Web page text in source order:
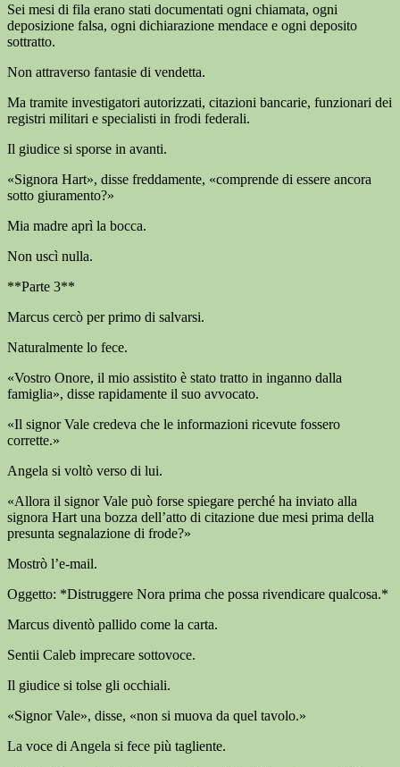
Sei mesi di fila erano stati documentati ogni chiamata, ogni
deposizione falsa, ogni dichiarazione mendace e ogni deposito
sottratto.
Non attraverso fantasie di vendetta.
Ma tramite investigatori autorizzati, citazioni bancarie, funzionari dei
registri militari e specialisti in frodi federali.
Il giudice si sporse in avanti.
«Signora Hart», disse freddamente, «comprende di essere ancora
sotto giuramento?»
Mia madre aprì la bocca.
Non uscì nulla.
**Parte 3**
Marcus cercò per primo di salvarsi.
Naturalmente lo fece.
«Vostro Onore, il mio assistito è stato tratto in inganno dalla
famiglia», disse rapidamente il suo avvocato.
«Il signor Vale credeva che le informazioni ricevute fossero
corrette.»
Angela si voltò verso di lui.
«Allora il signor Vale può forse spiegare perché ha inviato alla
signora Hart una bozza dell’atto di citazione due mesi prima della
presunta segnalazione di frode?»
Mostrò l’e-mail.
Oggetto: *Distruggere Nora prima che possa rivendicare qualcosa.*
Marcus diventò pallido come la carta.
Sentii Caleb imprecare sottovoce.
Il giudice si tolse gli occhiali.
«Signor Vale», disse, «non si muova da quel tavolo.»
La voce di Angela si fece più tagliente.